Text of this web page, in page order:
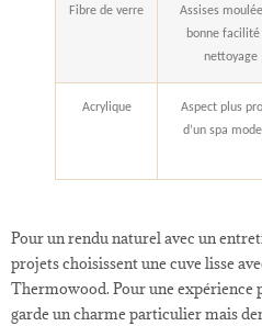
Fibre de verre
Assises
bonne facilité
nettoyage
Acrylique
Aspect plus
d’un spa
Pour un rendu naturel avec un
projets choisissent une cuve lisse
Thermowood. Pour une expérience
garde un charme particulier mais